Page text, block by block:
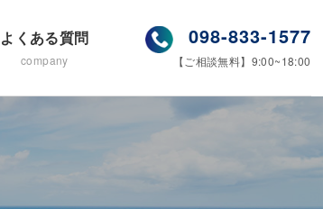
よくある質問
company
098-833-1577
【ご相談無料】9:00~18:00